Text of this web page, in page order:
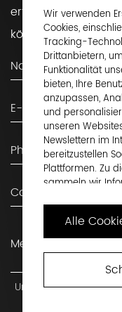
erfahren möchten,
können uns gerne
Urheberrecht ©
Wir verwenden
Cookies,
Tracking-
Drittanbietern,
Funktionalität
bieten, Ihre
anzupassen,
und
unseren
Newslettern im
bereitzustellen
Plattformen. Zu
sammeln wir
Indem Sie auf
klicken,
stimmen zu,
Informationen
beispielsweise
Werbepartner.
Alle